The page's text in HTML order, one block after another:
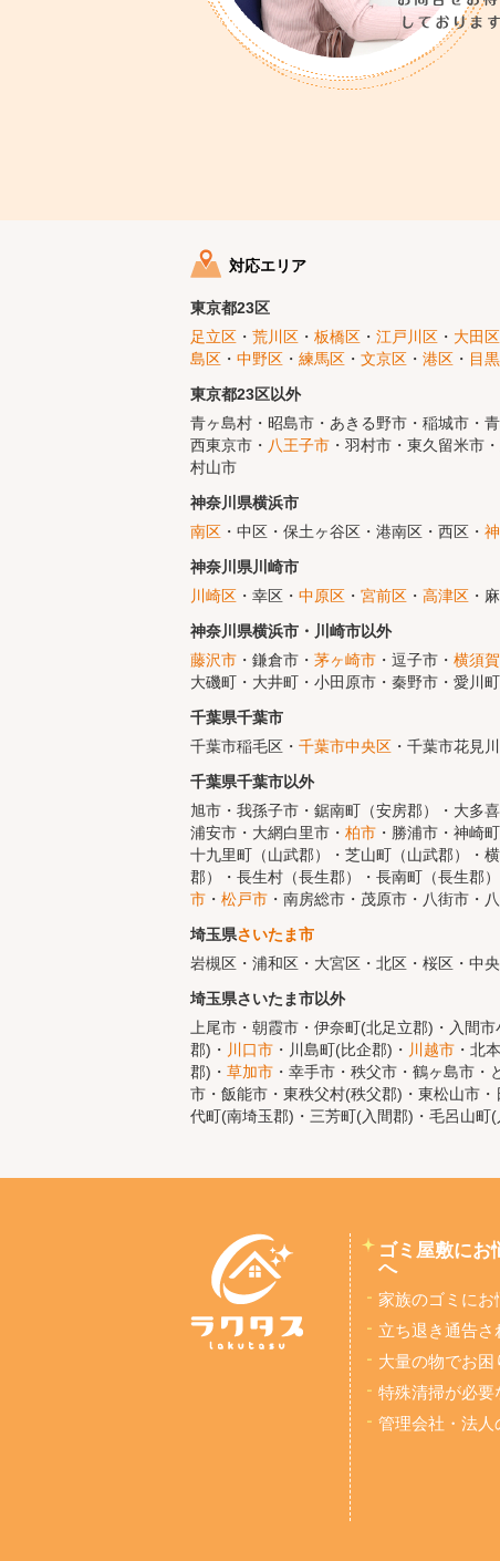
対応エリア
東京都23区
足立区 ・ 荒川区 ・ 板橋区 ・ 江戸川区 ・ 大田区
島区 ・ 中野区 ・ 練馬区 ・ 文京区 ・ 港区 ・ 目
東京都23区以外
青ヶ島村・昭島市・あきる野市・稲城市・
西東京市・ 八王子市 ・羽村市・東久留米市
村山市
神奈川県横浜市
南区 ・中区・保土ヶ谷区・港南区・西区・
神奈川県川崎市
川崎区 ・幸区・ 中原区 ・ 宮前区 ・ 高津区 ・
神奈川県横浜市・川崎市以外
藤沢市 ・鎌倉市・ 茅ヶ崎市 ・逗子市・ 横須
大磯町・大井町・小田原市・秦野市・愛川
千葉県千葉市
千葉市稲毛区・ 千葉市中央区 ・千葉市花見
千葉県千葉市以外
旭市・我孫子市・鋸南町（安房郡）・大多
浦安市・大網白里市・ 柏市 ・勝浦市・神崎
十九里町（山武郡）・芝山町（山武郡）・
郡）・長生村（長生郡）・長南町（長生郡
市 ・ 松戸市 ・南房総市・茂原市・八街市・
埼玉県さいたま市
岩槻区・浦和区・大宮区・北区・桜区・中
埼玉県さいたま市以外
上尾市・朝霞市・伊奈町(北足立郡)・入間
郡)・ 川口市 ・川島町(比企郡)・ 川越市 ・北
郡)・ 草加市 ・幸手市・秩父市・鶴ヶ島市・
市・飯能市・東秩父村(秩父郡)・東松山市
代町(南埼玉郡)・三芳町(入間郡)・毛呂山
ゴミ屋敷にお
へ
家族のゴミにお
立ち退き通告さ
大量の物でお困
特殊清掃が必要
管理会社・法人